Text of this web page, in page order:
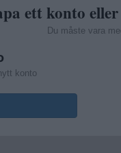
ett konto
Du måste vara
konto